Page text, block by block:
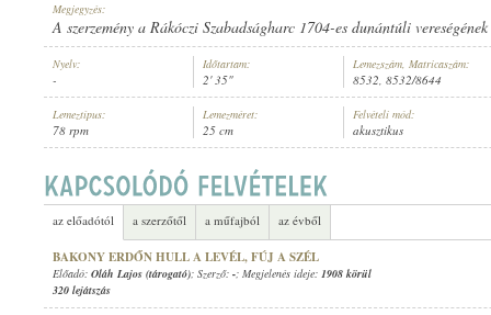
OLÁH LAJOS (TÁROGATÓ) ,ISMERETLEN ZENÉSZ (CIMBALOM)
LEMEZSZÁM:
Megjegyzés:
A szerzemény a Rákóczi Szabadságharc 1704-es dunántúli
Nyelv:
-
Időtartam:
2' 35"
Lemezszám, Matricaszám:
8532, 8532/8644
Lemeztípus:
78 rpm
Lemezméret:
25 cm
Felvételi mód:
akusztikus
az előadótól a szerzőtől a műfajból az évből
BAKONY ERDŐN HULL A LEVÉL, FÚJ A SZÉL
Előadó: Oláh Lajos (tárogató); Szerző: -; Megjelenés ideje: 1908 körül
320 lejátszás